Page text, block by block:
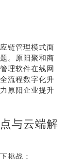
链管理模式面
。原阳聚和商
理软件在线网
流程数字化升
原阳企业提升
与云端解
挑战：